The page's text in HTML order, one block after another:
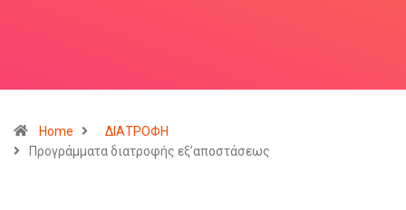
Home
ΔΙΑΤΡΟΦΗ
Προγράμματα διατροφής εξ’αποστάσεως